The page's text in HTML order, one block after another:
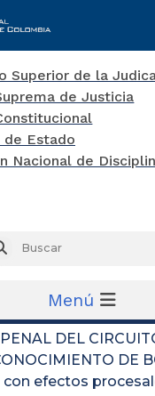
Buscar
Menú
DEL
DE
con efectos